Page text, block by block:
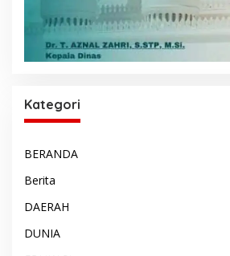
Kategori
BERANDA
Berita
DAERAH
DUNIA